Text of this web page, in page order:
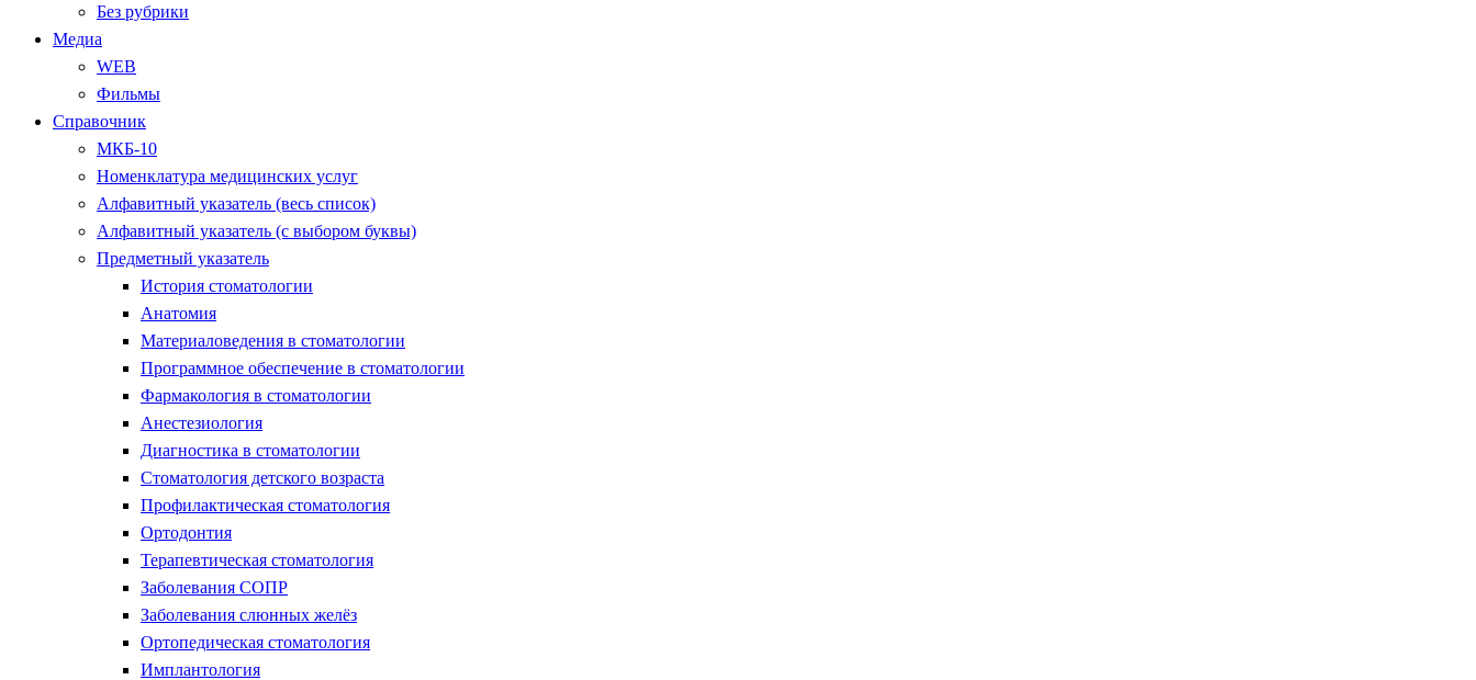
Без рубрики
Медиа
WEB
Фильмы
Справочник
МКБ-10
Номенклатура медицинских услуг
Алфавитный указатель (весь список)
Алфавитный указатель (с выбором буквы)
Предметный указатель
История стоматологии
Анатомия
Материаловедения в стоматологии
Программное обеспечение в стоматологии
Фармакология в стоматологии
Анестезиология
Диагностика в стоматологии
Стоматология детского возраста
Профилактическая стоматология
Ортодонтия
Терапевтическая стоматология
Заболевания СОПР
Заболевания слюнных желёз
Ортопедическая стоматология
Имплантология